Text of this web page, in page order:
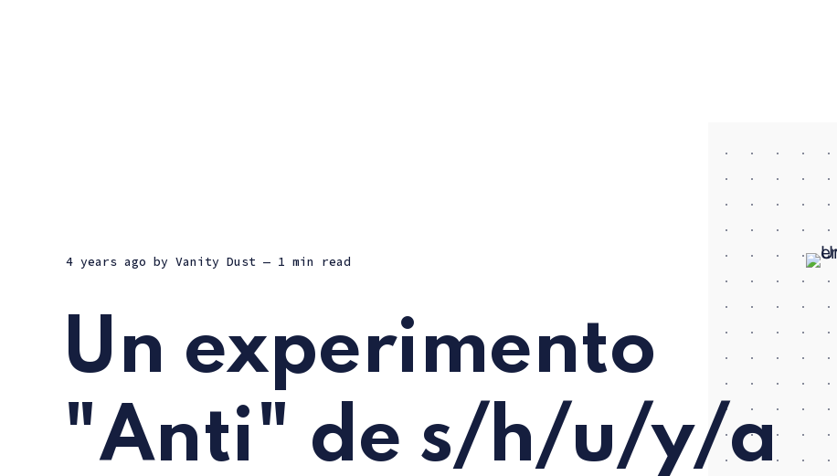
4 years ago by Vanity Dust — 1 min read
Un experimento
"Anti" de s/h/u/y/a